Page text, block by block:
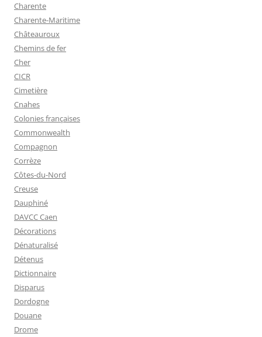
Charente
Charente-Maritime
Châteauroux
Chemins de fer
Cher
CICR
Cimetière
Cnahes
Colonies françaises
Commonwealth
Compagnon
Corrèze
Côtes-du-Nord
Creuse
Dauphiné
DAVCC Caen
Décorations
Dénaturalisé
Détenus
Dictionnaire
Disparus
Dordogne
Douane
Drome